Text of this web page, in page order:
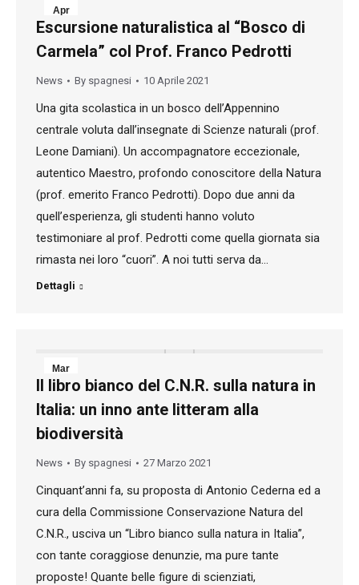
Apr
10
2021
Escursione naturalistica al “Bosco di
Carmela” col Prof. Franco Pedrotti
News By spagnesi 10 Aprile 2021
Una gita scolastica in un bosco dell’Appennino
centrale voluta dall’insegnate di Scienze naturali (prof.
Leone Damiani). Un accompagnatore eccezionale,
autentico Maestro, profondo conoscitore della Natura
(prof. emerito Franco Pedrotti). Dopo due anni da
quell’esperienza, gli studenti hanno voluto
testimoniare al prof. Pedrotti come quella giornata sia
rimasta nei loro “cuori”. A noi tutti serva da…
Dettagli
Mar
27
2021
Il libro bianco del C.N.R. sulla natura in
Italia: un inno ante litteram alla
biodiversità
News By spagnesi 27 Marzo 2021
Cinquant’anni fa, su proposta di Antonio Cederna ed a
cura della Commissione Conservazione Natura del
C.N.R., usciva un “Libro bianco sulla natura in Italia”,
con tante coraggiose denunzie, ma pure tante
proposte! Quante belle figure di scienziati,